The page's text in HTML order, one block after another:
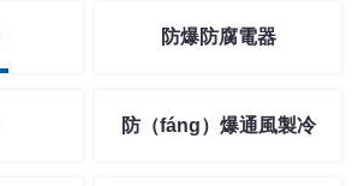
防爆防腐電器
防（fáng）爆通風製冷